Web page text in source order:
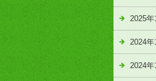
2025年
2024年
2024年